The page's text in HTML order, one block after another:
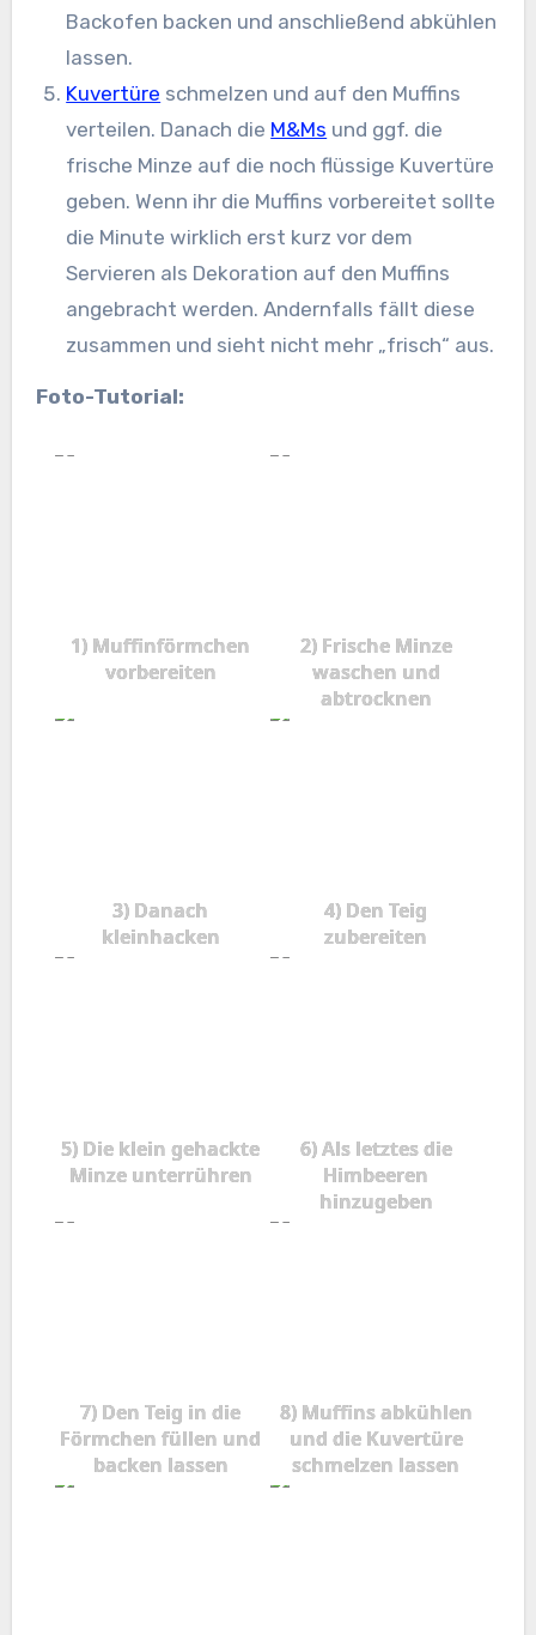
Backofen backen und anschließend abkühlen
lassen.
Kuvertüre schmelzen und auf den Muffins
verteilen. Danach die M&Ms und ggf. die
frische Minze auf die noch flüssige Kuvertüre
geben. Wenn ihr die Muffins vorbereitet sollte
die Minute wirklich erst kurz vor dem
Servieren als Dekoration auf den Muffins
angebracht werden. Andernfalls fällt diese
zusammen und sieht nicht mehr „frisch“ aus.
Foto-Tutorial:
1) Muffinförmchen
vorbereiten
2) Frische Minze
waschen und
abtrocknen
3) Danach
kleinhacken
4) Den Teig
zubereiten
5) Die klein gehackte
Minze unterrühren
6) Als letztes die
Himbeeren
hinzugeben
7) Den Teig in die
Förmchen füllen und
backen lassen
8) Muffins abkühlen
und die Kuvertüre
schmelzen lassen